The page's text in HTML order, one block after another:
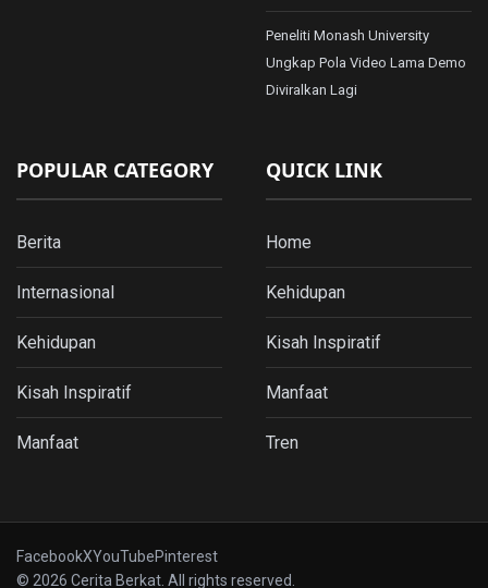
Peneliti Monash University
Ungkap Pola Video Lama Demo
Diviralkan Lagi
POPULAR CATEGORY
Berita
Internasional
Kehidupan
Kisah Inspiratif
Manfaat
QUICK LINK
Home
Kehidupan
Kisah Inspiratif
Manfaat
Tren
FacebookXYouTubePinterest
© 2026 Cerita Berkat. All rights reserved.